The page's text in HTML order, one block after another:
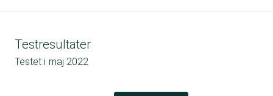
Testresultater
Testet i maj 2022